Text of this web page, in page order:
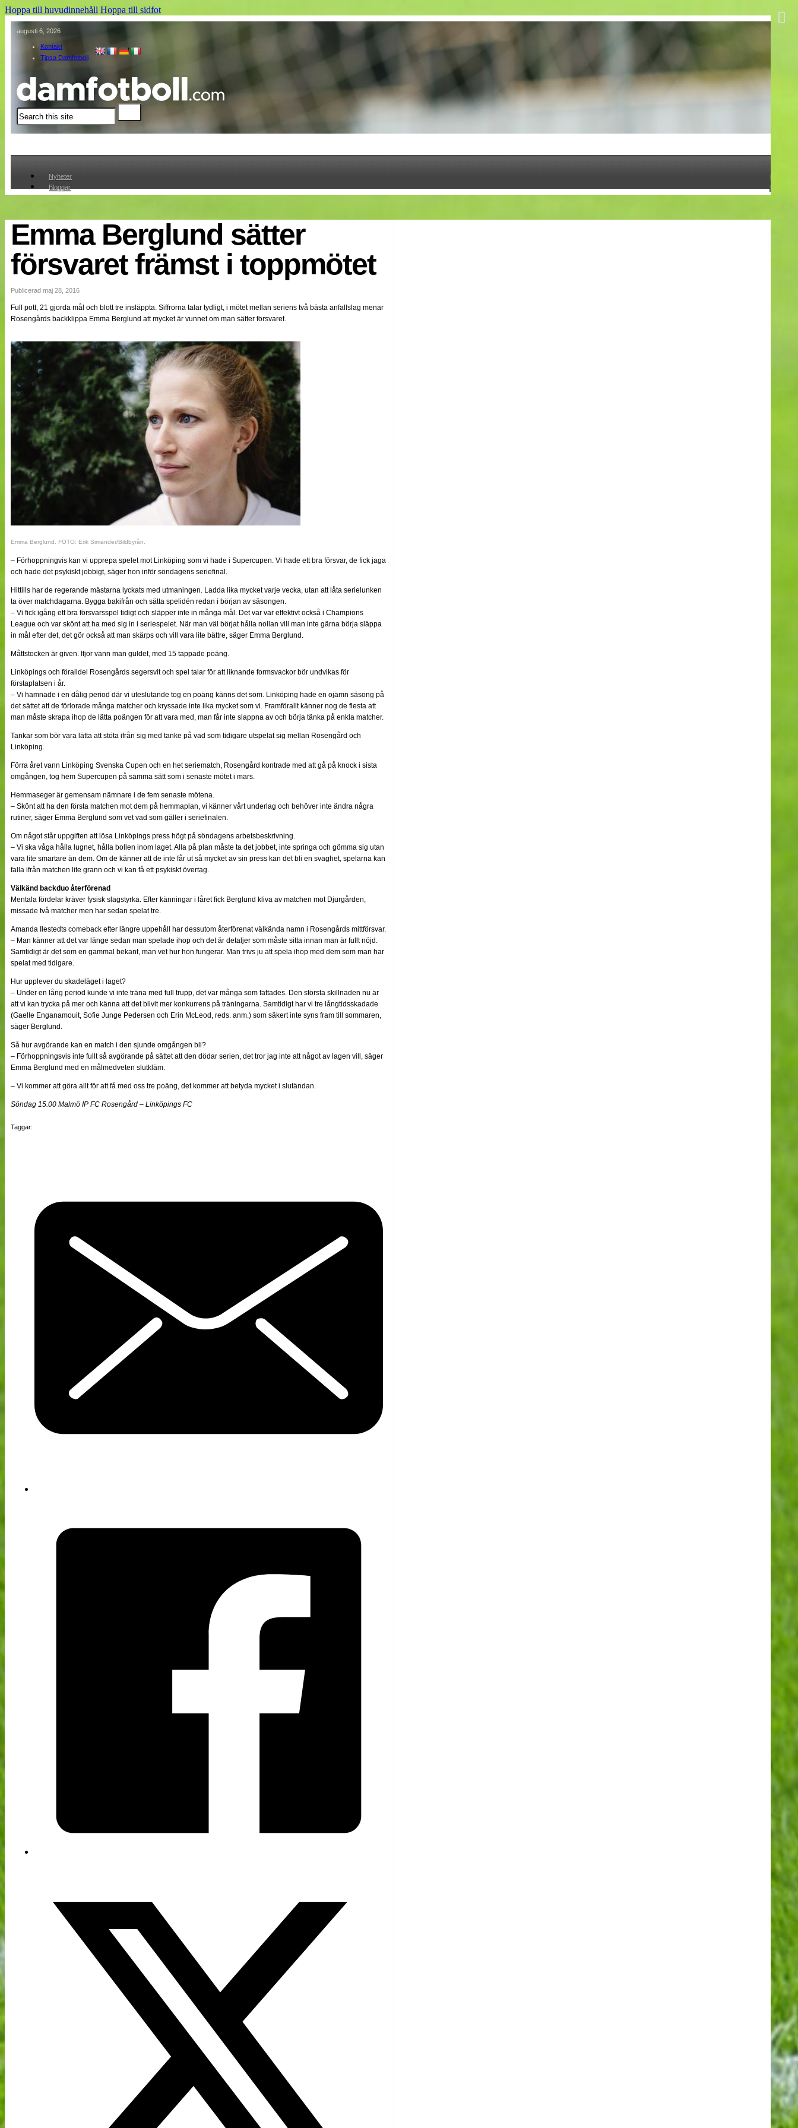
Hoppa till huvudinnehåll Hoppa till sidfot
augusti 6, 2026
Kontakt
Tipsa Damfotboll
Sök
Nyheter
Bloggar
Cuper
Medlemmar
Medlemsbilder
Om oss
NÄTverket
Nyheter
Lagen
Webb-TV
Cuper
Medlemmar
Medlemsbilder
Till klubbkassan
Om oss
NÄTverket
Split vision
Emma Berglund sätter
försvaret främst i toppmötet
Publicerad maj 28, 2016
Full pott, 21 gjorda mål och blott tre insläppta. Siffrorna talar tydligt, i mötet mellan seriens två bästa anfallslag menar
Rosengårds backklippa Emma Berglund att mycket är vunnet om man sätter försvaret.
Emma Berglund. FOTO: Erik Simander/Bildbyrån.
– Förhoppningvis kan vi upprepa spelet mot Linköping som vi hade i Supercupen. Vi hade ett bra försvar, de fick jaga
och hade det psykiskt jobbigt, säger hon inför söndagens seriefinal.
Hittills har de regerande mästarna lyckats med utmaningen. Ladda lika mycket varje vecka, utan att låta serielunken
ta över matchdagarna. Bygga bakifrån och sätta spelidén redan i början av säsongen.
– Vi fick igång ett bra försvarsspel tidigt och släpper inte in många mål. Det var var effektivt också i Champions
League och var skönt att ha med sig in i seriespelet. När man väl börjat hålla nollan vill man inte gärna börja släppa
in mål efter det, det gör också att man skärps och vill vara lite bättre, säger Emma Berglund.
Måttstocken är given. Ifjor vann man guldet, med 15 tappade poäng.
Linköpings och föralldel Rosengårds segersvit och spel talar för att liknande formsvackor bör undvikas för
förstaplatsen i år.
– Vi hamnade i en dålig period där vi uteslutande tog en poäng känns det som. Linköping hade en ojämn säsong på
det sättet att de förlorade många matcher och kryssade inte lika mycket som vi. Framförallt känner nog de flesta att
man måste skrapa ihop de lätta poängen för att vara med, man får inte slappna av och börja tänka på enkla matcher.
Tankar som bör vara lätta att stöta ifrån sig med tanke på vad som tidigare utspelat sig mellan Rosengård och
Linköping.
Förra året vann Linköping Svenska Cupen och en het seriematch, Rosengård kontrade med att gå på knock i sista
omgången, tog hem Supercupen på samma sätt som i senaste mötet i mars.
Hemmaseger är gemensam nämnare i de fem senaste mötena.
– Skönt att ha den första matchen mot dem på hemmaplan, vi känner vårt underlag och behöver inte ändra några
rutiner, säger Emma Berglund som vet vad som gäller i seriefinalen.
Om något står uppgiften att lösa Linköpings press högt på söndagens arbetsbeskrivning.
– Vi ska våga hålla lugnet, hålla bollen inom laget. Alla på plan måste ta det jobbet, inte springa och gömma sig utan
vara lite smartare än dem. Om de känner att de inte får ut så mycket av sin press kan det bli en svaghet, spelarna kan
falla ifrån matchen lite grann och vi kan få ett psykiskt övertag.
Välkänd backduo återförenad
Mentala fördelar kräver fysisk slagstyrka. Efter känningar i låret fick Berglund kliva av matchen mot Djurgården,
missade två matcher men har sedan spelat tre.
Amanda Ilestedts comeback efter längre uppehåll har dessutom återförenat välkända namn i Rosengårds mittförsvar.
– Man känner att det var länge sedan man spelade ihop och det är detaljer som måste sitta innan man är fullt nöjd.
Samtidigt är det som en gammal bekant, man vet hur hon fungerar. Man trivs ju att spela ihop med dem som man har
spelat med tidigare.
Hur upplever du skadeläget i laget?
– Under en lång period kunde vi inte träna med full trupp, det var många som fattades. Den största skillnaden nu är
att vi kan trycka på mer och känna att det blivit mer konkurrens på träningarna. Samtidigt har vi tre långtidsskadade
(Gaelle Enganamouit, Sofie Junge Pedersen och Erin McLeod, reds. anm.) som säkert inte syns fram till sommaren,
säger Berglund.
Så hur avgörande kan en match i den sjunde omgången bli?
– Förhoppningsvis inte fullt så avgörande på sättet att den dödar serien, det tror jag inte att något av lagen vill, säger
Emma Berglund med en målmedveten slutkläm.
– Vi kommer att göra allt för att få med oss tre poäng, det kommer att betyda mycket i slutändan.
Söndag 15.00 Malmö IP FC Rosengård – Linköpings FC
Taggar: